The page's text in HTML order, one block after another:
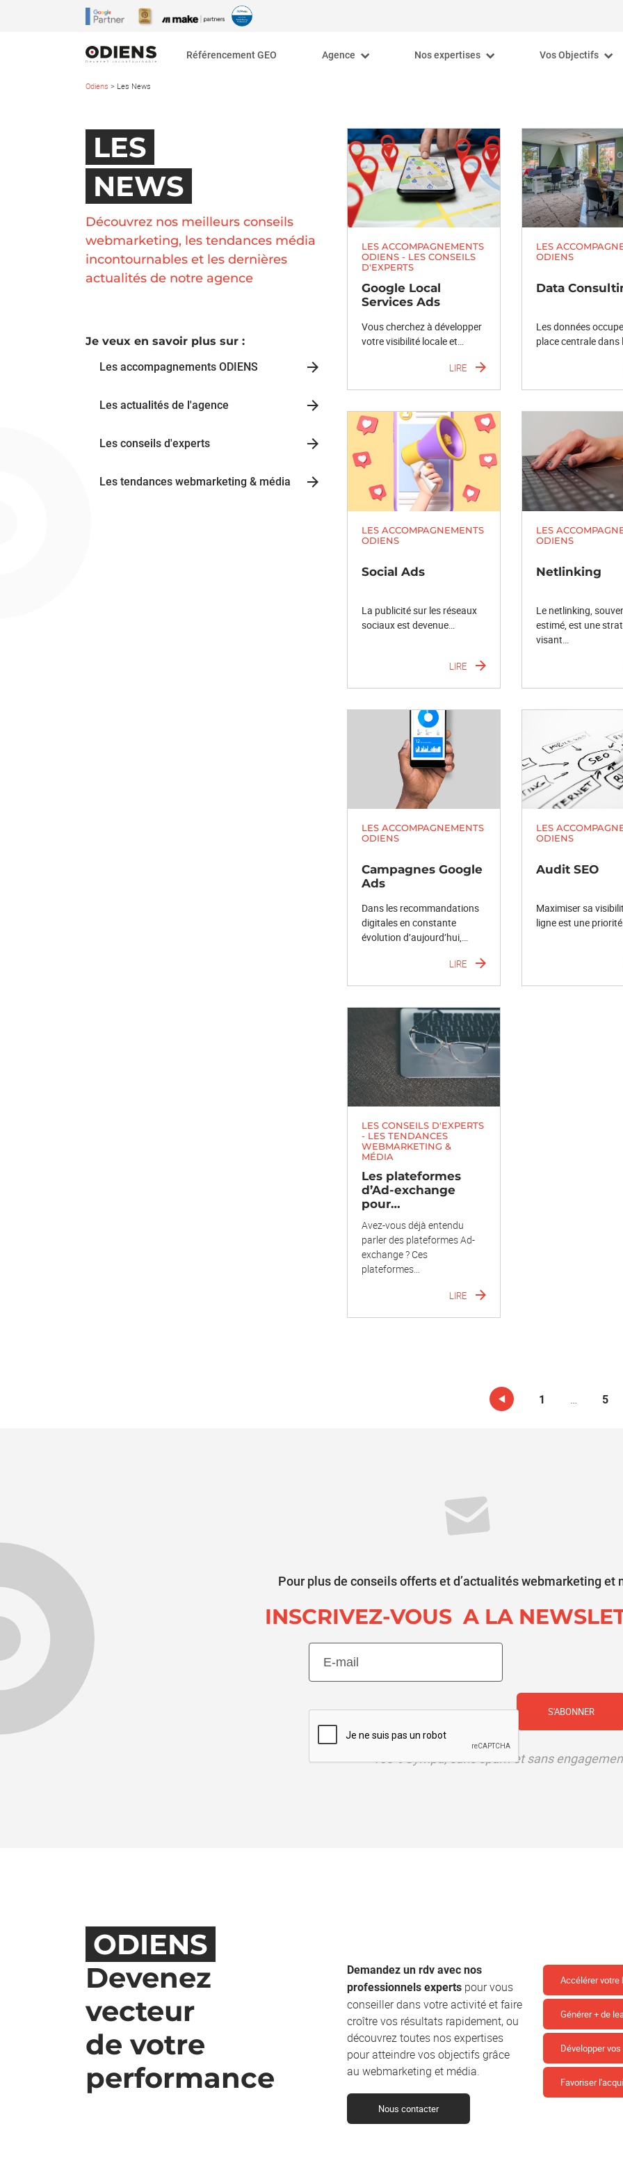
Référencement GEO
Agence
Agence digitale Lille
Agence digitale Nantes
Nos expertises
Social Media
Media planning
Programmatique
Web Analytics
Formations
Vos Objectifs
Augmenter votre
Augmenter votre
Générer plus de
Odiens > Les News
LES
NEWS
Découvrez nos meilleurs conseils
webmarketing, les tendances média
incontournables et les dernières
actualités de notre agence
Je veux en savoir plus sur :
Les accompagnements ODIENS
Les actualités de l'agence
Les conseils d'experts
Les tendances webmarketing & média
LES ACCOMPAGNEMENTS
ODIENS - LES CONSEILS
D'EXPERTS
Google Local
Services Ads
Vous cherchez à développer
votre visibilité locale et…
LIRE
LES
ODIENS
Data
Les données
place centrale dans
LES ACCOMPAGNEMENTS
ODIENS
Social Ads
La publicité sur les réseaux
sociaux est devenue…
LIRE
LES
ODIENS
Netlinking
Le netlinking,
estimé, est une
visant…
LES ACCOMPAGNEMENTS
ODIENS
Campagnes Google
Ads
Dans les recommandations
digitales en constante
évolution d’aujourd’hui,…
LIRE
LES
ODIENS
Audit SEO
Maximiser sa
ligne est une priorité…
LES CONSEILS D'EXPERTS
- LES TENDANCES
WEBMARKETING &
MÉDIA
Les plateformes
d’Ad-exchange
pour…
Avez-vous déjà entendu
parler des plateformes Ad-
exchange ? Ces
plateformes…
LIRE
1 … 5
Pour plus de conseils offerts et d’actualités webmarketing et
INSCRIVEZ-VOUS A LA
100% Sympa, sans spam et sans
ODIENS
Devenez
vecteur
de votre
performance
Demandez un rdv avec nos
professionnels expertspour vous
conseiller dans votre activité et faire
croître vos résultats rapidement, ou
découvrez toutes nos expertises
pour atteindre vos objectifs grâce
au webmarketing et média.
Nous contacter
Accélérer votre
Générer + de
Développer
Favoriser